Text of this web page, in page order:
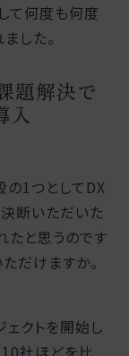
て何度も何度
した。
題解決で
入
1つとしてDX
断いただいた
たと思うのです
だけますか。
クトを開始し
10社ほどを比